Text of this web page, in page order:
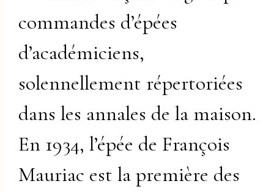
commandes d’épées
d’académiciens,
solennellement répertoriées
dans les annales de la maison.
En 1934, l’épée de François
Mauriac est la première des